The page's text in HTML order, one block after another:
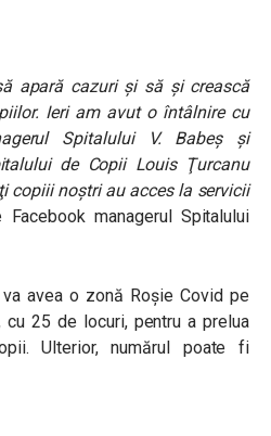
apară cazuri şi să şi crească
Ieri am avut o întâlnire cu
Spitalului V. Babeş şi
de Copii Louis Ţurcanu
copiii noştri au acces la servicii
managerul Spitalului
va aveao zonă Roşie Covid pe
25 de locuri, pentru a prelua
Ulterior, numărul poate fi